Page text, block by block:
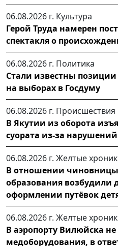
06.08.2026 г. Культура
Герой Труда намерен
спектакля о
06.08.2026 г. Политика
Стали известны
на выборах в Госдуму
06.08.2026 г. Происшествия
В Якутии из оборота
суората из-за
06.08.2026 г. Желтые
В отношении
образования возбудили
оформлении путёвок
06.08.2026 г. Желтые
В аэропорту Вилюйска не
медоборудования, в